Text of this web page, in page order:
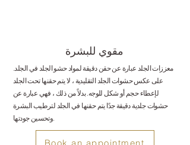
مقوي للبشرة
معززات الجلد عبارة عن حقن دقيقة لمواد حشو الجلد في الجلد.
على عكس حشوات الجلد التقليدية ، لا يتم حقنها تحت الجلد
لإعطاء حجم أو شكل للوجه. بدلاً من ذلك ، فهي عبارة عن
حشوات جلدية دقيقة جدًا يتم حقنها في الجلد لترطيب البشرة
وتحسين جودتها.
Book an appointment